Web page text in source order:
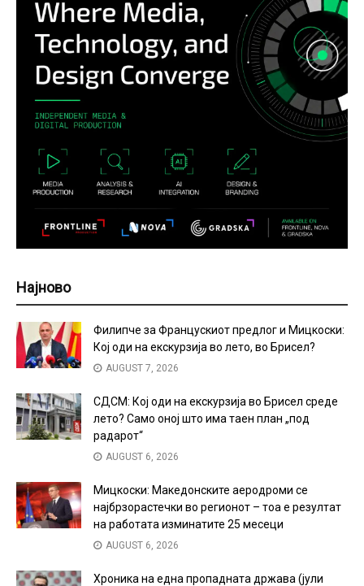
Најново
Филипче за Францускиот предлог и Мицкоски:
Кој оди на екскурзија во лето, во Брисел?
AUGUST 7, 2026
СДСМ: Кој оди на екскурзија во Брисел среде
лето? Само оној што има таен план „под
радарот“
AUGUST 6, 2026
Мицкоски: Македонските аеродроми се
најбрзорастечки во регионот – тоа е резултат
на работата изминатите 25 месеци
AUGUST 6, 2026
Хроника на една пропадната држава (јули